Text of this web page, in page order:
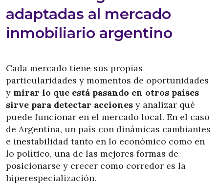
adaptadas al mercado
inmobiliario argentino
Cada mercado tiene sus propias
particularidades y momentos de oportunidades
y mirar lo que está pasando en otros países
sirve para detectar acciones y analizar qué
puede funcionar en el mercado local. En el caso
de Argentina, un país con dinámicas cambiantes
e inestabilidad tanto en lo económico como en
lo político, una de las mejores formas de
posicionarse y crecer como corredor es la
hiperespecialización.